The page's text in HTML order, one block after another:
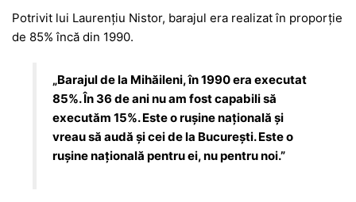
Potrivit lui Laurențiu Nistor, barajul era realizat în proporție
de 85% încă din 1990.
„Barajul de la Mihăileni, în 1990 era executat
85%. În 36 de ani nu am fost capabili să
executăm 15%. Este o rușine națională și
vreau să audă și cei de la București. Este o
rușine națională pentru ei, nu pentru noi.”